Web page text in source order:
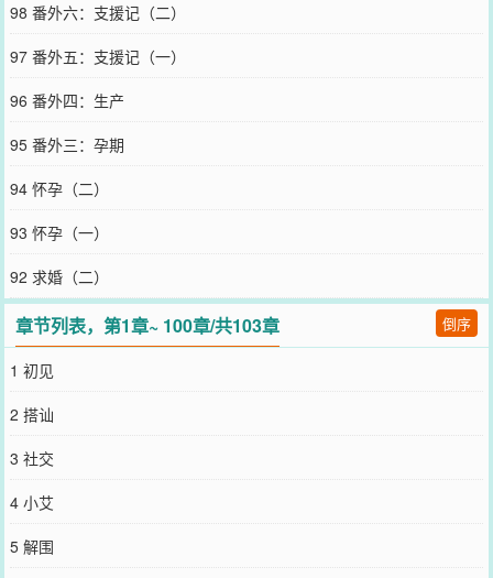
98 番外六：支援记（二）
97 番外五：支援记（一）
96 番外四：生产
95 番外三：孕期
94 怀孕（二）
93 怀孕（一）
92 求婚（二）
章节列表，第1章~ 100章/共103章 倒序
1 初见
2 搭讪
3 社交
4 小艾
5 解围